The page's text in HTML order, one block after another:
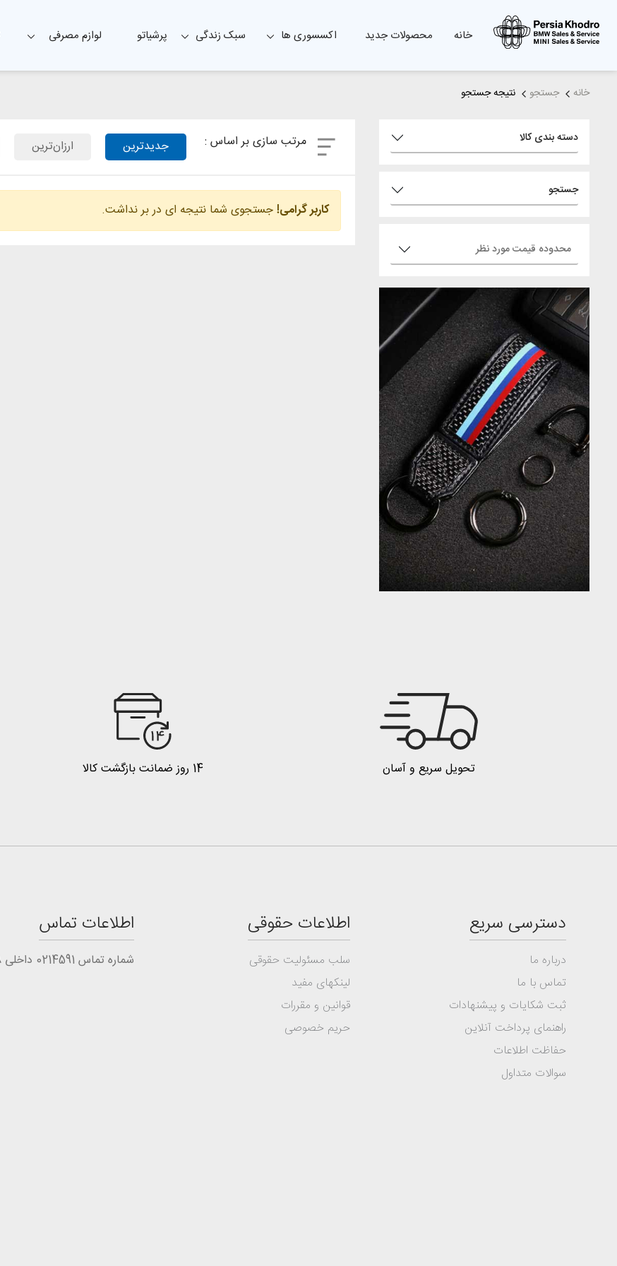
خانه محصولات جدید اکسسوری ها سبک زندگی پرشیاتو لوازم مصرفی
خانه جستجو نتیجه جستجو
دسته بندی کالا
جستجو
محدوده قیمت مورد نظر
مرتب سازی بر اساس : جدیدترین ارزان‌ترین
کاربر گرامی!جستجوی شما نتیجه ای در بر نداشت.
تحویل سریع و آسان 14 روز ضمانت بازگشت کالا
دسترسی سریع
درباره ما
تماس با ما
ثبت شکایات و پیشنهادات
راهنمای پرداخت آنلاین
حفاظت اطلاعات
سوالات متداول
اطلاعات حقوقی
سلب مسئولیت حقوقی
لینکهای مفید
قوانین و مقررات
حریم خصوصی
اطلاعات تماس
شماره تماس 0214591 داخلی 1478